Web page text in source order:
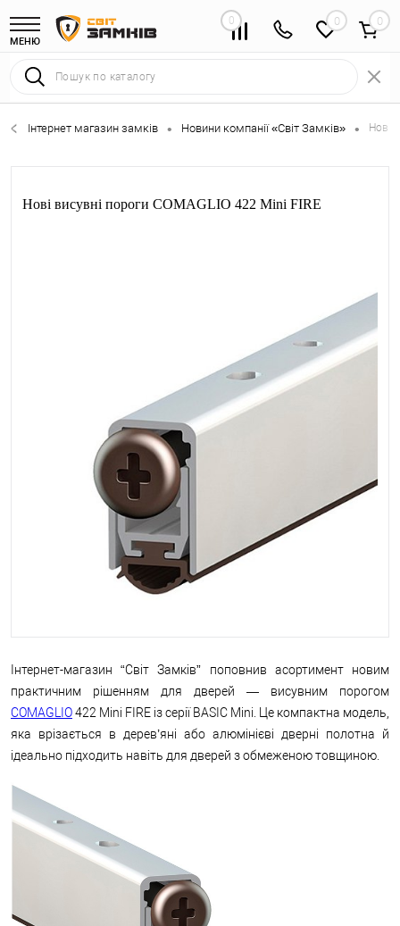
МЕНЮ
0 0
Інтернет магазин замків • Новини компанії «Світ Замків» • Нові
Нові висувні пороги COMAGLIO 422 Mini FIRE
Інтернет-магазин “Світ Замків” поповнив асортимент новим
практичним рішенням для дверей — висувним порогом
COMAGLIO422 Mini FIRE із серії BASIC Mini. Це компактна модель,
яка врізається в дерев’яні або алюмінієві дверні полотна й
ідеально підходить навіть для дверей з обмеженою товщиною.